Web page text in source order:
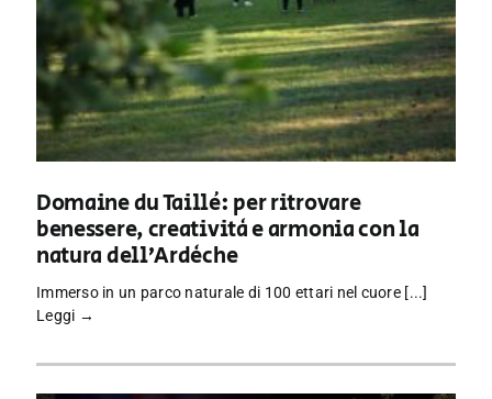
Domaine du Taillé: per ritrovare
benessere, creatività e armonia con la
natura dell’Ardèche
Immerso in un parco naturale di 100 ettari nel cuore [...]
Leggi →